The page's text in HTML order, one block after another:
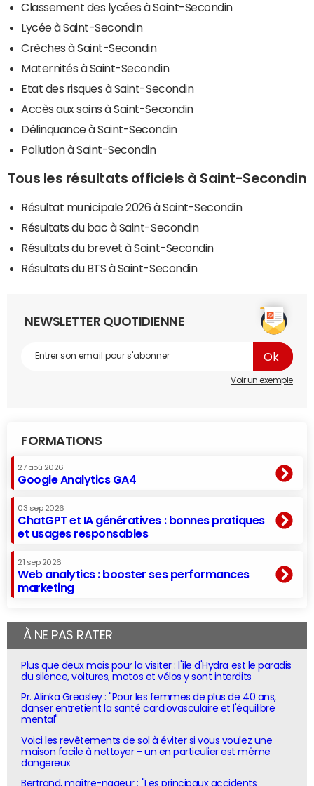
Classement des lycées à Saint-Secondin
Lycée à Saint-Secondin
Crèches à Saint-Secondin
Maternités à Saint-Secondin
Etat des risques à Saint-Secondin
Accès aux soins à Saint-Secondin
Délinquance à Saint-Secondin
Pollution à Saint-Secondin
Tous les résultats officiels à Saint-Secondin
Résultat municipale 2026 à Saint-Secondin
Résultats du bac à Saint-Secondin
Résultats du brevet à Saint-Secondin
Résultats du BTS à Saint-Secondin
NEWSLETTER QUOTIDIENNE
Voir un exemple
FORMATIONS
27 aoû 2026
Google Analytics GA4
03 sep 2026
ChatGPT et IA génératives : bonnes pratiques
et usages responsables
21 sep 2026
Web analytics : booster ses performances
marketing
À NE PAS RATER
Plus que deux mois pour la visiter : l'île d'Hydra est le paradis
du silence, voitures, motos et vélos y sont interdits
Pr. Alinka Greasley : "Pour les femmes de plus de 40 ans,
danser entretient la santé cardiovasculaire et l'équilibre
mental"
Voici les revêtements de sol à éviter si vous voulez une
maison facile à nettoyer - un en particulier est même
dangereux
Bertrand, maître-nageur : "Les principaux accidents